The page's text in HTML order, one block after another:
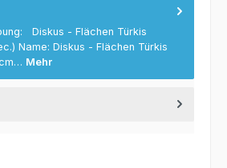
Diskus - Flächen Türkis
Name: Diskus - Flächen Türkis
Mehr